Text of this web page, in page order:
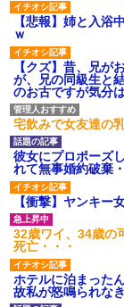
後続車にクラクシ
され彼氏が逆切れ
ション鳴らしてんだ
いよ！」と怒鳴りだ
【衝撃】報酬100
募集がこちらｗｗ
あり)
【ネット騒然】惨
ワマン頂き女子の
げえええええｗｗｗ
ｗｗｗ
【愕然】白のクラ
高速道路左車線を制
った結果
百年の恋12-899
張り合ってくる
【悲報】佐藤輝明
でも盛大にやらかす
しませないでくれ
【悲報】姉と入浴
ｗ
【クズ】昔、兄が
が、兄の同級生と
のお古ですが気分
宅飲みで女友達の
彼女にプロポーズ
れて無事婚約破棄
【衝撃】ヤンキー
32歳ワイ、34歳の
死亡・・・
ホテルに泊まった
故私が怒鳴られな